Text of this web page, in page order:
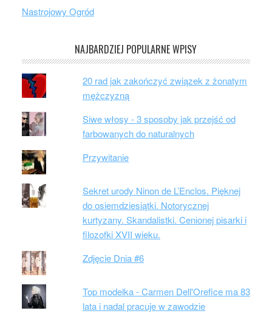
Nastrojowy Ogród
NAJBARDZIEJ POPULARNE WPISY
20 rad jak zakończyć związek z żonatym
mężczyzną
Siwe włosy - 3 sposoby jak przejść od
farbowanych do naturalnych
Przywitanie
Sekret urody Ninon de L’Enclos. Pięknej
do osiemdziesiątki. Notorycznej
kurtyzany. Skandalistki. Cenionej pisarki i
filozofki XVII wieku.
Zdjęcie Dnia #6
Top modelka - Carmen Dell'Orefice ma 83
lata i nadal pracuje w zawodzie